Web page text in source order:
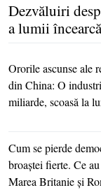
Dezvăluiri
a lumii
Ororile ascunse ale
din China: O
miliarde, scoasă la
Cum se pierde
broaştei fierte. Ce
Marea Britanie şi